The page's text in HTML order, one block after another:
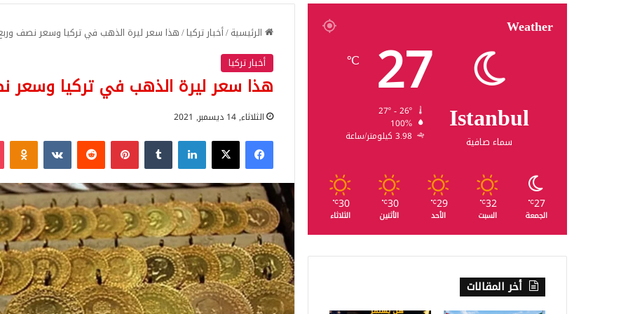
الرئيسية/أخبار تركيا/هذا سعر ليرة الذهب في تركيا وسعر نصف
أخبار تركيا
هذا سعر ليرة الذهب في تركيا وسعر
الثلاثاء, 14 ديسمبر, 2021
فيسبوك‫X لينكدإن بينتيريست
Weather
Istanbul
سماء صافية
27
℃
100%
3.98 كيلومتر/ساعة
27
℃
الجمعة
32
℃
السبت
29
℃
الأحد
30
℃
الأثنين
30
℃
الثلاثاء
أخر المقالات